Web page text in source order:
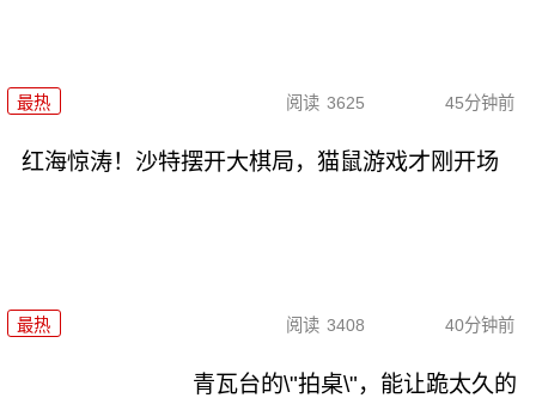
最热 阅读 3625 45分钟前
红海惊涛！沙特摆开大棋局，猫鼠游戏才刚开场
最热 阅读 3408 40分钟前
青瓦台的\"拍桌\"，能让跪太久的